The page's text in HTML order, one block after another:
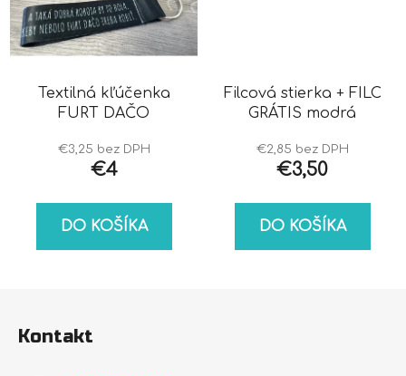
Textilná kľúčenka
FURT DAČO
€3,25 bez DPH
€4
DO KOŠÍKA
Filcová stierka + FILC
GRÁTIS modrá
€2,85 bez DPH
€3,50
DO KOŠÍKA
Kontakt